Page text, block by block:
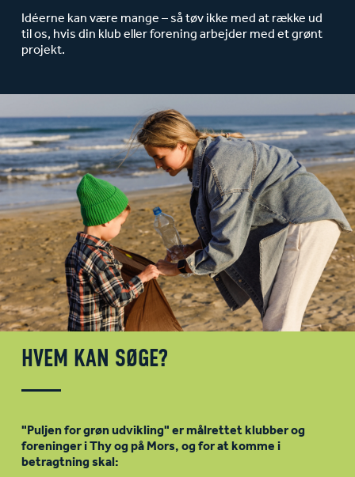
Idéerne kan være mange – så tøv ikke med at række ud
til os, hvis din klub eller forening arbejder med et grønt
projekt.
HVEM KAN SØGE?
"Puljen for grøn udvikling" er målrettet klubber og
foreninger i Thy og på Mors, og for at komme i
betragtning skal: